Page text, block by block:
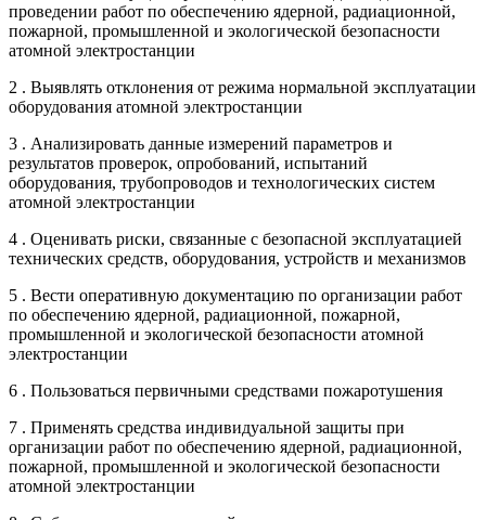
проведении работ по обеспечению ядерной, радиационной,
пожарной, промышленной и экологической безопасности
атомной электростанции
2 . Выявлять отклонения от режима нормальной эксплуатации
оборудования атомной электростанции
3 . Анализировать данные измерений параметров и
результатов проверок, опробований, испытаний
оборудования, трубопроводов и технологических систем
атомной электростанции
4 . Оценивать риски, связанные с безопасной эксплуатацией
технических средств, оборудования, устройств и механизмов
5 . Вести оперативную документацию по организации работ
по обеспечению ядерной, радиационной, пожарной,
промышленной и экологической безопасности атомной
электростанции
6 . Пользоваться первичными средствами пожаротушения
7 . Применять средства индивидуальной защиты при
организации работ по обеспечению ядерной, радиационной,
пожарной, промышленной и экологической безопасности
атомной электростанции